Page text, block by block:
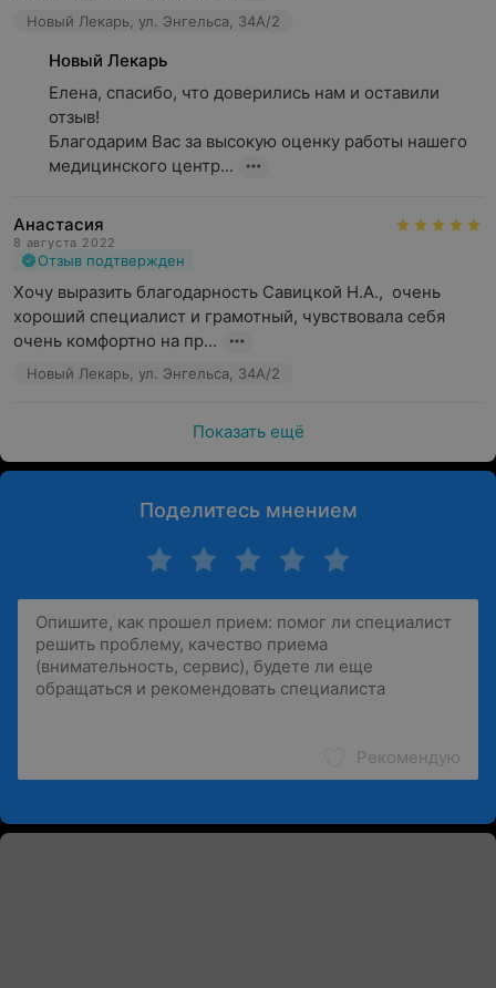
Новый Лекарь, ул. Энгельса, 34А/2
Новый Лекарь
Елена, спасибо, что доверились нам и оставили
отзыв!
Благодарим Вас за высокую оценку работы нашего
медицинского центр...
Анастасия
8 августа 2022
Отзыв подтвержден
Хочу выразить благодарность Савицкой Н.А.,  очень
хороший специалист и грамотный, чувствовала себя
очень комфортно на пр...
Новый Лекарь, ул. Энгельса, 34А/2
Показать ещё
Поделитесь мнением
Рекомендую